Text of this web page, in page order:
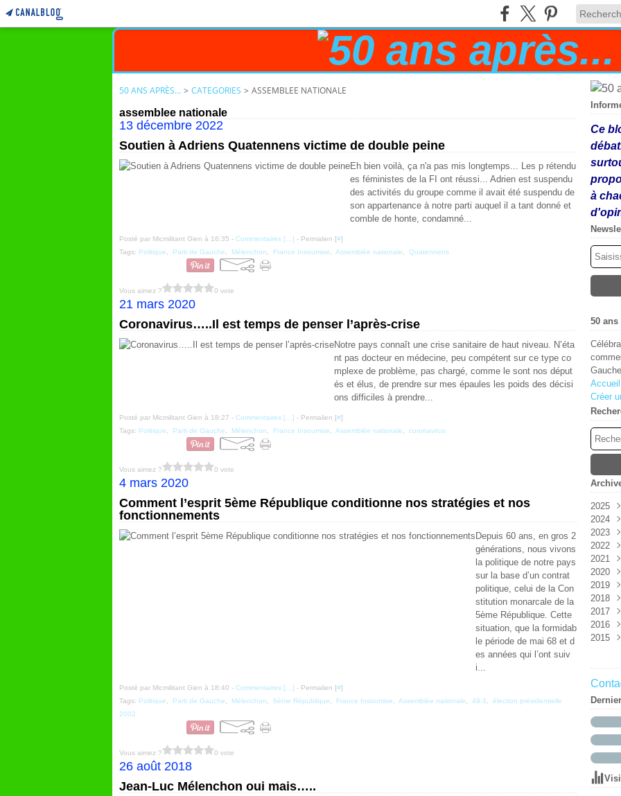
50 ANS APRÈS... > CATEGORIES > ASSEMBLEE NATIONALE
assemblee nationale
13 décembre 2022
Soutien à Adriens Quatennens victime de double peine
Eh bien voilà, ça n'a pas mis longtemps... Les p rétendu
es féministes de la FI ont réussi... Adrien est suspendu
des activités du groupe comme il avait été suspendu de
son appartenance à notre parti auquel il a tant donné et
comble de honte, condamné...
Posté par Micmilitant Gien à 16:35 - Commentaires [ ] - Permalien [#]
Tags: Politique Parti de Gauche Mélenchon France Insoumise Assemblée nationale Quatennens
Vous aimez ? 0 vote
21 mars 2020
Coronavirus…..Il est temps de penser l’après-crise
Notre pays connaît une crise sanitaire de haut niveau. N’éta
nt pas docteur en médecine, peu compétent sur ce type co
mplexe de problème, pas chargé, comme le sont nos déput
és et élus, de prendre sur mes épaules les poids des décisi
ons difficiles à prendre...
Posté par Micmilitant Gien à 18:27 - Commentaires [ ] - Permalien [#]
Tags: Politique Parti de Gauche Mélenchon France Insoumise Assemblée nationale coronavirus
Vous aimez ? 0 vote
4 mars 2020
Comment l’esprit 5ème République conditionne nos stratégies et nos
fonctionnements
Depuis 60 ans, en gros 2
générations, nous vivons
la politique de notre pays
sur la base d’un contrat
politique, celui de la Con
stitution monarcale de la
5ème République. Cette
situation, que la formidab
le période de mai 68 et d
es années qui l’ont suiv
i...
Posté par Micmilitant Gien à 18:40 - Commentaires [ ] - Permalien [#]
Tags: Politique Parti de Gauche Mélenchon 6ème République France Insoumise Assemblée nationale 49-3
élection présidentielle
2002
Vous aimez ? 0 vote
26 août 2018
Jean-Luc Mélenchon oui mais…..
Ce
à
50 ans
Créer
2025
Août
Juin
2024
Août
Juin
2023
Avril
2022
Juin
Mai
Avril
Mars
2021
Août
Mai
Avril
2020
Août
Juin
2019
Juin
Mai
2018
Juin
Mai
2017
Août
Juin
Mai
2016
Juin
Mai
2015